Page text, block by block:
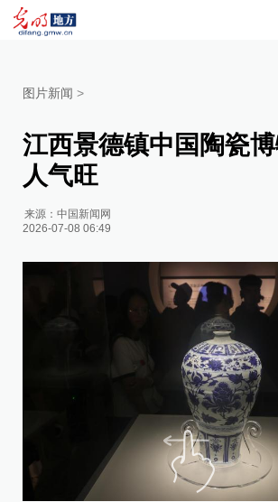
图片新闻 >
江西景德镇中国陶瓷
人气旺
来源：中国新闻网
2026-07-08 06:49